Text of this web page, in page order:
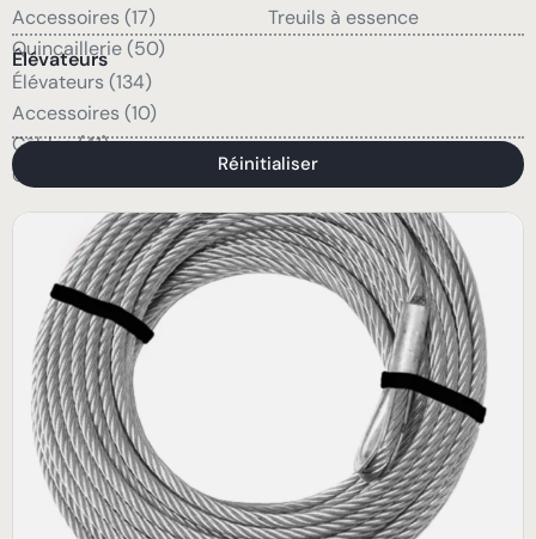
Accessoires (17)
Quincaillerie (50)
Treuils à essence
Élévateurs
Élévateurs (134)
Accessoires (10)
Câbles (41)
Quincaillerie (47)
Réinitialiser